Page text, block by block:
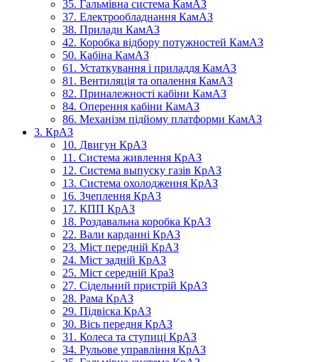
35. Гальмівна система КамАЗ
37. Електрообладнання КамАЗ
38. Прилади КамАЗ
42. Коробка відбору потужностей КамАЗ
50. Кабіна КамАЗ
61. Устаткування і приладдя КамАЗ
81. Вентиляція та опалення КамАЗ
82. Приналежності кабіни КамАЗ
84. Оперення кабіни КамАЗ
86. Механізм підйому платформи КамАЗ
3. КрАЗ
10. Двигун КрАЗ
11. Система живлення КрАЗ
12. Система выпуску газів КрАЗ
13. Система охолодження КрАЗ
16. Зчеплення КрАЗ
17. КПП КрАЗ
18. Роздавальна коробка КрАЗ
22. Вали карданні КрАЗ
23. Міст передній КрАЗ
24. Міст задній КрАЗ
25. Міст середній КраЗ
27. Сідельний пристрій КрАЗ
28. Рама КрАЗ
29. Підвіска КрАЗ
30. Вісь передня КрАЗ
31. Колеса та ступиці КрАЗ
34. Рульове управління КрАЗ